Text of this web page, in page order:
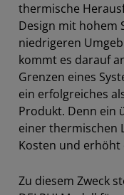
thermische
Design mit hohem
niedrigeren
kommt es darauf
Grenzen eines
ein erfolgreiches
Produkt. Denn ein
einer thermischen
Kosten und erhöht
Zu diesem Zweck